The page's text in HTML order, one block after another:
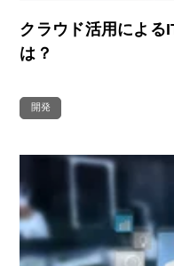
クラウド活用による
は？
開発